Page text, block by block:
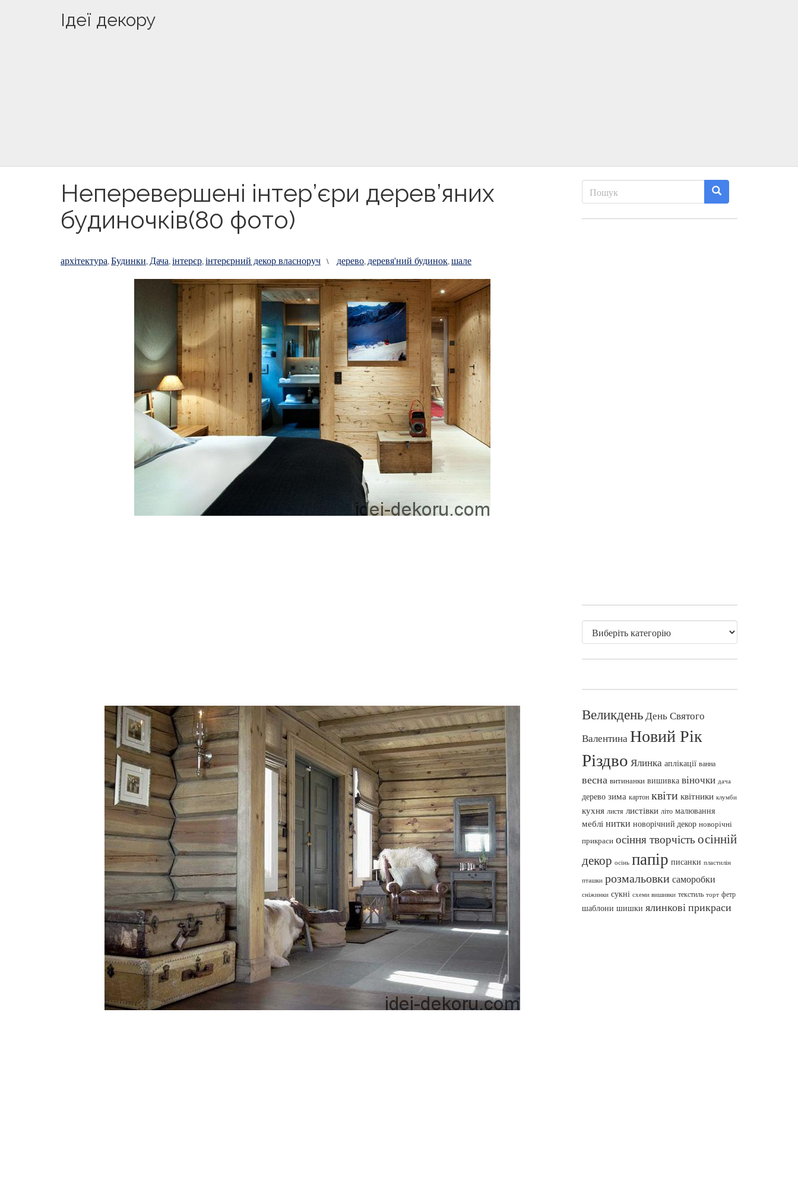
Ідеї декору
Неперевершені інтер’єри дерев’яних
будиночків(80 фото)
архітектура,Будинки, Дача,інтерєр,інтерєрний декор власноруч \ дерево, деревя'ний будинок,шале
ВеликденьДень Святого
ВалентинаНовий Рік
Різдво Ялинка аплікації ванна
весна витинанки вишивка віночки дача
дерево зима картон квіти квітники клумби
кухня листя листівки літо малювання
меблі нитки новорічний декор новорічні
прикраси осіння творчість осінній
декор осінь папір писанки пластилін
пташки розмальовки саморобки
сніжинки сукні схеми вишивки текстиль торт фетр
шаблони шишки ялинкові прикраси